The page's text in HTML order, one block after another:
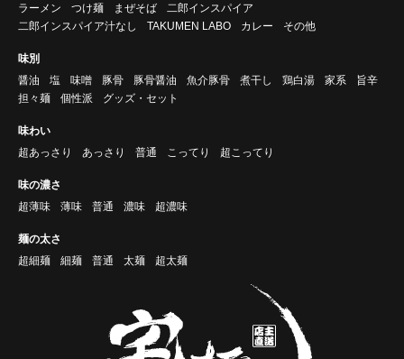
ラーメン
つけ麺 まぜそば
二郎インスパイア
二郎インスパイア汁なし
TAKUMEN LABO カレー その他
味別
醤油
塩 味噌 豚骨 豚骨醤油 魚介豚骨 煮干し 鶏白湯 家系
旨辛
担々麺
個性派 グッズ・セット
味わい
超あっさり
あっさり 普通 こってり 超こってり
味の濃さ
超薄味
薄味 普通 濃味 超濃味
麺の太さ
超細麺
細麺 普通 太麺 超太麺